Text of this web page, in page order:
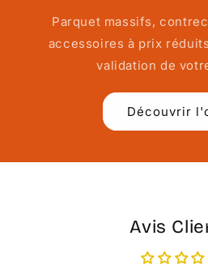
Parquet massifs,
accessoires à prix
validation de
Découvrir
Avis